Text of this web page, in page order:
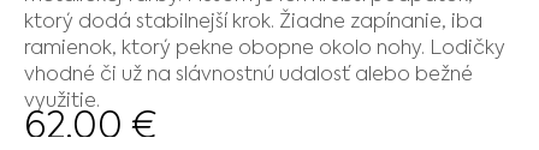
ktorý dodá stabilnejší krok. Žiadne zapínanie, iba
ramienok, ktorý pekne obopne okolo nohy. Lodičky
vhodné či už na slávnostnú udalosť alebo bežné
využitie.
62.00 €